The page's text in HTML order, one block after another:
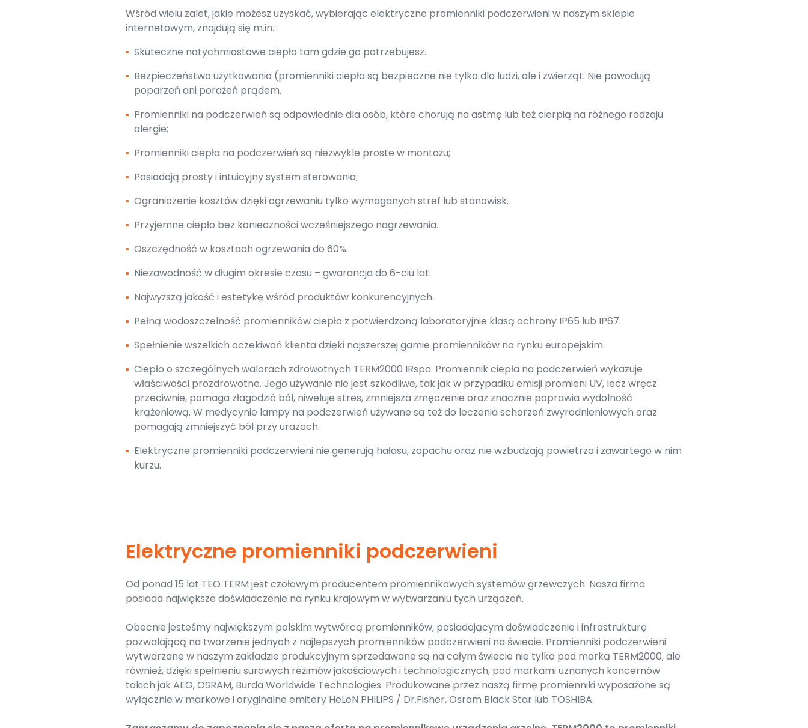
Wśród wielu zalet, jakie możesz uzyskać, wybierając elektryczne promienniki podczerwieni w naszym sklepie
internetowym, znajdują się m.in.:
▪ Skuteczne natychmiastowe ciepło tam gdzie go potrzebujesz.
▪ Bezpieczeństwo użytkowania (promienniki ciepła są bezpieczne nie tylko dla ludzi, ale i zwierząt. Nie powodują
poparzeń ani porażeń prądem.
▪ Promienniki na podczerwień są odpowiednie dla osób, które chorują na astmę lub też cierpią na różnego rodzaju
alergie;
▪ Promienniki ciepła na podczerwień są niezwykle proste w montażu;
▪ Posiadają prosty i intuicyjny system sterowania;
▪ Ograniczenie kosztów dzięki ogrzewaniu tylko wymaganych stref lub stanowisk.
▪ Przyjemne ciepło bez konieczności wcześniejszego nagrzewania.
▪ Oszczędność w kosztach ogrzewania do 60%.
▪ Niezawodność w długim okresie czasu – gwarancja do 6-ciu lat.
▪ Najwyższą jakość i estetykę wśród produktów konkurencyjnych.
▪ Pełną wodoszczelność promienników ciepła z potwierdzoną laboratoryjnie klasą ochrony IP65 lub IP67.
▪ Spełnienie wszelkich oczekiwań klienta dzięki najszerszej gamie promienników na rynku europejskim.
▪ Ciepło o szczególnych walorach zdrowotnych TERM2000 IRspa. Promiennik ciepła na podczerwień wykazuje
właściwości prozdrowotne. Jego używanie nie jest szkodliwe, tak jak w przypadku emisji promieni UV, lecz wręcz
przeciwnie, pomaga złagodzić ból, niweluje stres, zmniejsza zmęczenie oraz znacznie poprawia wydolność
krążeniową. W medycynie lampy na podczerwień używane są też do leczenia schorzeń zwyrodnieniowych oraz
pomagają zmniejszyć ból przy urazach.
▪ Elektryczne promienniki podczerwieni nie generują hałasu, zapachu oraz nie wzbudzają powietrza i zawartego w nim
kurzu.
Elektryczne promienniki podczerwieni
Od ponad 15 lat TEO TERM jest czołowym producentem promiennikowych systemów grzewczych. Nasza firma
posiada największe doświadczenie na rynku krajowym w wytwarzaniu tych urządzeń.
Obecnie jesteśmy największym polskim wytwórcą promienników, posiadającym doświadczenie i infrastrukturę
pozwalającą na tworzenie jednych z najlepszych promienników podczerwieni na świecie. Promienniki podczerwieni
wytwarzane w naszym zakładzie produkcyjnym sprzedawane są na całym świecie nie tylko pod marką TERM2000, ale
również, dzięki spełnieniu surowych reżimów jakościowych i technologicznych, pod markami uznanych koncernów
takich jak AEG, OSRAM, Burda Worldwide Technologies. Produkowane przez naszą firmę promienniki wyposażone są
wyłącznie w markowe i oryginalne emitery HeLeN PHILIPS / Dr.Fisher, Osram Black Star lub TOSHIBA.